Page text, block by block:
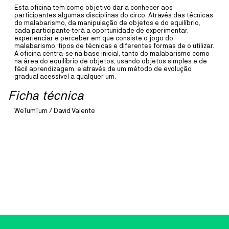
Esta oficina tem como objetivo dar a conhecer aos
participantes algumas disciplinas do circo. Através das técnicas
do malabarismo, da manipulação de objetos e do equilíbrio,
cada participante terá a oportunidade de experimentar,
experienciar e perceber em que consiste o jogo do
malabarismo, tipos de técnicas e diferentes formas de o utilizar.
A oficina centra-se na base inicial, tanto do malabarismo como
na área do equilíbrio de objetos, usando objetos simples e de
fácil aprendizagem, e através de um método de evolução
gradual acessível a qualquer um.
Ficha técnica
WeTumTum / David Valente
A ~vaga é um coletivo artístico multidisciplinar, dedicado
predominantemente ao som, à música e ao vídeo, formado por
residentes do território da Ria de Aveiro – da Barra, da Costa Nova e
de Ílhavo.
MAIS
CAIS CRIATIVO
DANÇA
20 JUL TO
CRIAÇÃO COMPANHIA